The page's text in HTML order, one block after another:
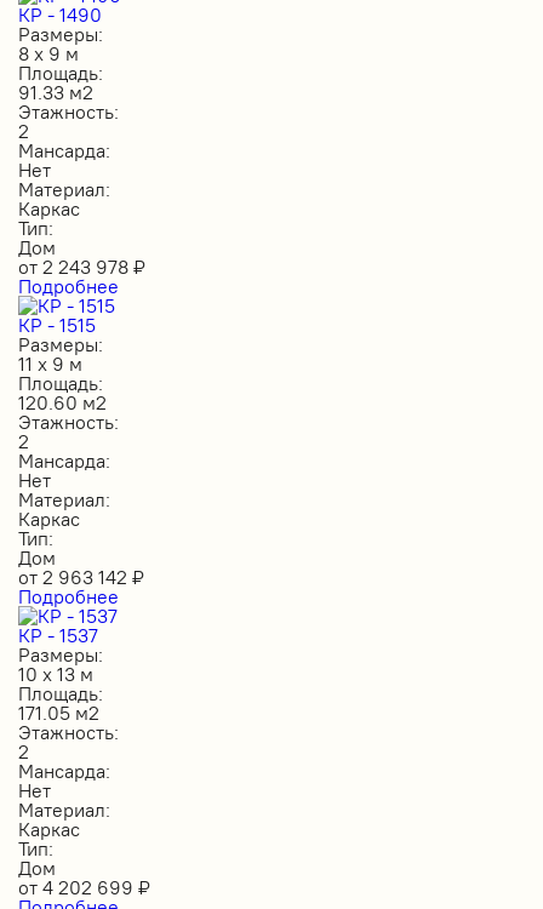
КР - 1490
Размеры:
8 х 9 м
Площадь:
91.33 м2
Этажность:
2
Мансарда:
Нет
Материал:
Каркас
Тип:
Дом
от 2 243 978 ₽
Подробнее
КР - 1515
Размеры:
11 х 9 м
Площадь:
120.60 м2
Этажность:
2
Мансарда:
Нет
Материал:
Каркас
Тип:
Дом
от 2 963 142 ₽
Подробнее
КР - 1537
Размеры:
10 х 13 м
Площадь:
171.05 м2
Этажность:
2
Мансарда:
Нет
Материал:
Каркас
Тип:
Дом
от 4 202 699 ₽